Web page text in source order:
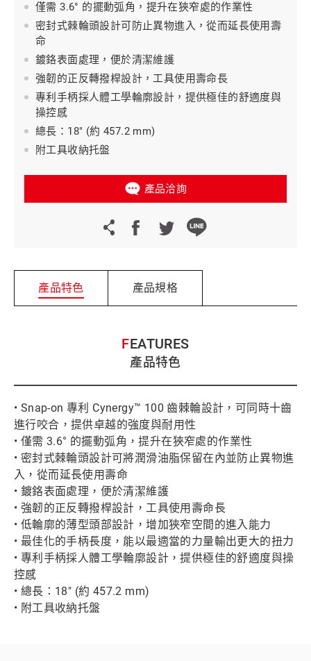
僅需 3.6° 的擺動弧角，提升在狹窄處的作業性
密封式棘輪頭設計可防止異物進入，從而延長使用壽
命
鍍鉻表面處理，便於清潔維護
強韌的正反轉撥桿設計，工具使用壽命長
專利手柄採人體工學輪廓設計，提供極佳的舒適度與
操控感
總長：18" (約 457.2 mm)
附工具收納托盤
產品洽詢
產品特色 產品規格
FEATURES
產品特色
• Snap-on 專利 Cynergy™ 100 齒棘輪設計，可同時十齒
進行咬合，提供卓越的強度與耐用性
• 僅需 3.6° 的擺動弧角，提升在狹窄處的作業性
• 密封式棘輪頭設計可將潤滑油脂保留在內並防止異物進
入，從而延長使用壽命
• 鍍鉻表面處理，便於清潔維護
• 強韌的正反轉撥桿設計，工具使用壽命長
• 低輪廓的薄型頭部設計，增加狹窄空間的進入能力
• 最佳化的手柄長度，能以最適當的力量輸出更大的扭力
• 專利手柄採人體工學輪廓設計，提供極佳的舒適度與操
控感
• 總長：18" (約 457.2 mm)
• 附工具收納托盤